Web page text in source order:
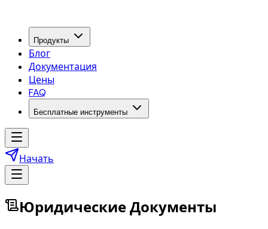
Продукты
Блог
Документация
Цены
FAQ
Бесплатные инструменты
Начать
Юридические Документы